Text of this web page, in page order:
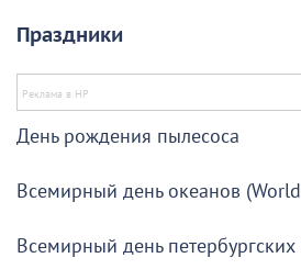
Праздники
День рождения пылесоса
Всемирный день океанов
Всемирный день